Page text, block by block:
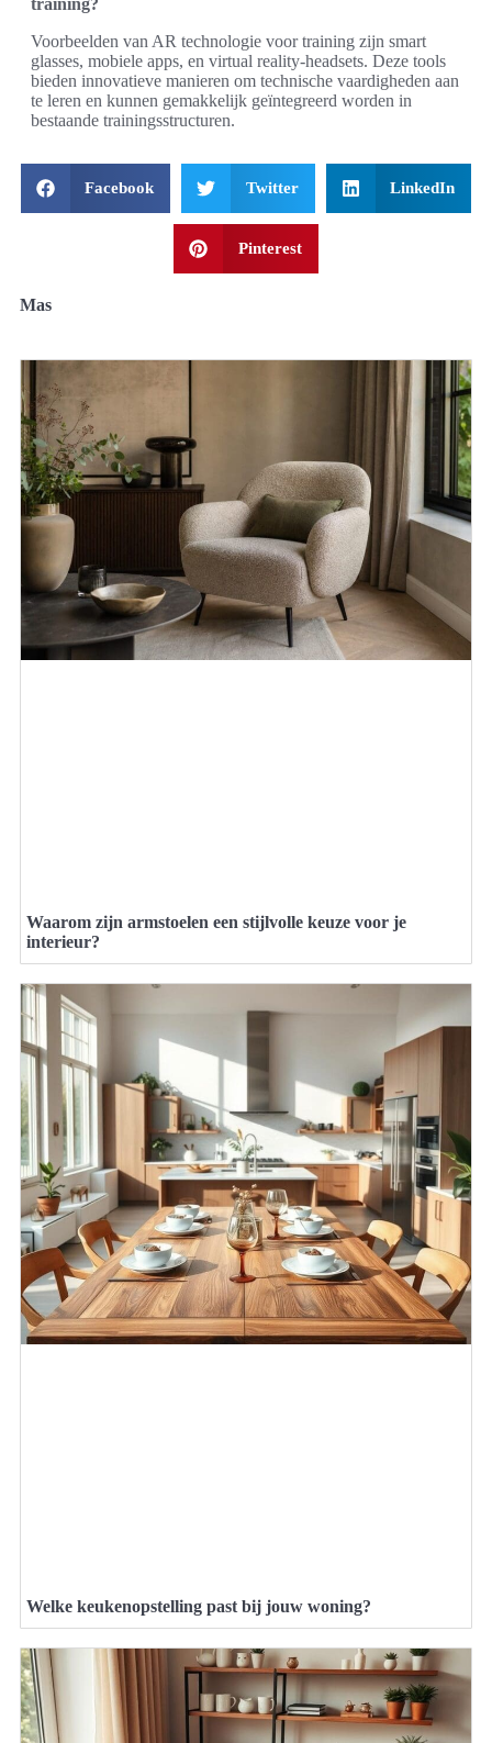
training?
Voorbeelden van AR technologie voor training zijn smart
glasses, mobiele apps, en virtual reality-headsets. Deze tools
bieden innovatieve manieren om technische vaardigheden aan
te leren en kunnen gemakkelijk geïntegreerd worden in
bestaande trainingsstructuren.
Facebook Twitter LinkedIn
Pinterest
Mas
Waarom zijn armstoelen een stijlvolle keuze voor je
interieur?
Welke keukenopstelling past bij jouw woning?